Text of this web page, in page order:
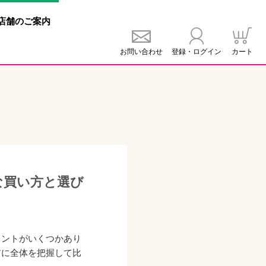
舗のご案内
お問い合わせ 登録・ログイン カート
い方と選び
トがいくつかあり
全体を把握して比